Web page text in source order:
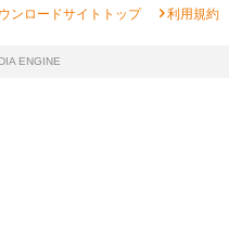
ンロードサイトトップ chevron_right利用規約
ENGINE